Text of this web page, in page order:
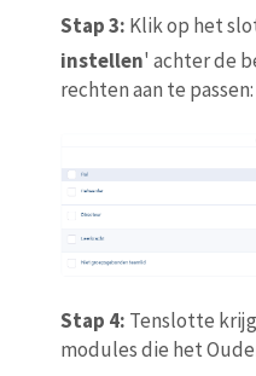
Stap 3: Klik op het
instellen' achter de
rechten aan te passen:
Stap 4: Tenslotte
modules die het